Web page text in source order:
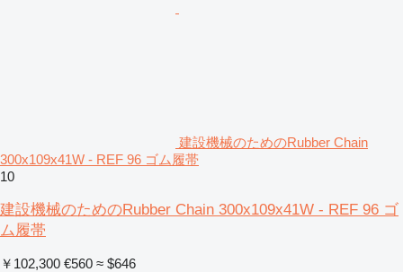
建設機械のためのRubber Chain
300x109x41W - REF 96 ゴム履帯
10
建設機械のためのRubber Chain 300x109x41W - REF 96 ゴ
ム履帯
￥102,300 €560 ≈ $646